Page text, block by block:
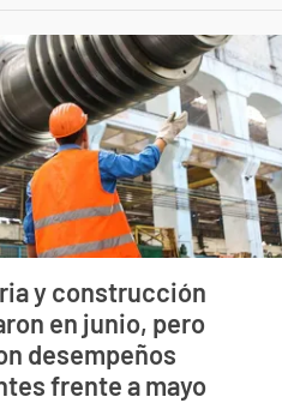
y construcción
en junio, pero
desempeños
frente a mayo